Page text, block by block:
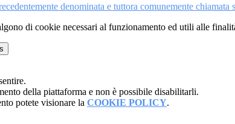
denominata e tuttora comunemente
di cookie necessari al funzionamento ed utili alle
della piattaforma e non è possibile disabilitarli.
potete visionare la COOKIE POLICY.